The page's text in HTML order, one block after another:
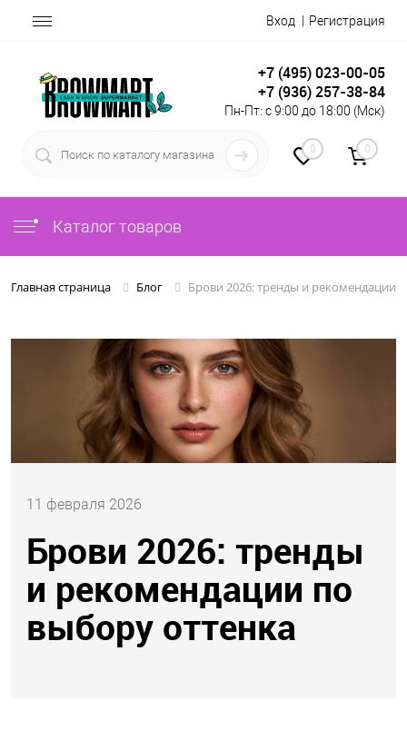
Вход Регистрация
+7 (495) 023-00-05
+7 (936) 257-38-84
Пн-Пт: с 9:00 до 18:00 (Мск)
0 0
Каталог товаров
Главная страница Блог Брови 2026: тренды и рекомендации
11 февраля 2026
Брови 2026: тренды
и рекомендации по
выбору оттенка